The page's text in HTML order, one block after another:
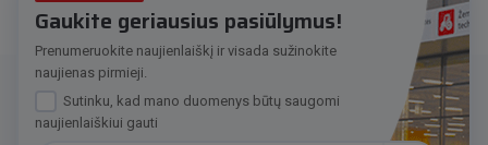
Gaukite geriausius pasiūlymus!
Prenumeruokite naujienlaiškį ir visada sužinokite
naujienas pirmieji.
Sutinku, kad mano duomenys būtų saugomi
naujienlaiškiui gauti